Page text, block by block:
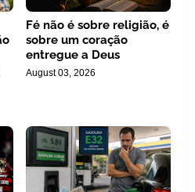
Fé não é sobre religião, é
sobre um coração
entregue a Deus
August 03, 2026